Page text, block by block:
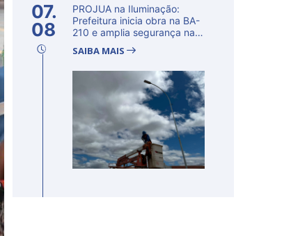
07.
08
PROJUA na Iluminação:
Prefeitura inicia obra na BA-
210 e amplia segurança na
SAIBA MAIS